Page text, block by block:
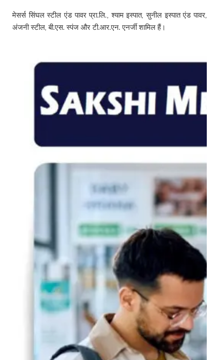
मेसर्स सिंघल स्टील एंड पावर प्रा.लि., श्याम इस्पात, सुनील इस्पात एंड पावर,
अंजनी स्टील, बी.एस. स्पंज और टी.आर.एन. एनर्जी शामिल हैं।